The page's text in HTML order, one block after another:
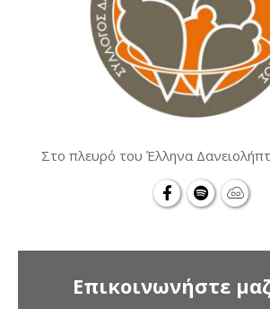
Στο πλευρό του Έλληνα
Επικοινωνήστε